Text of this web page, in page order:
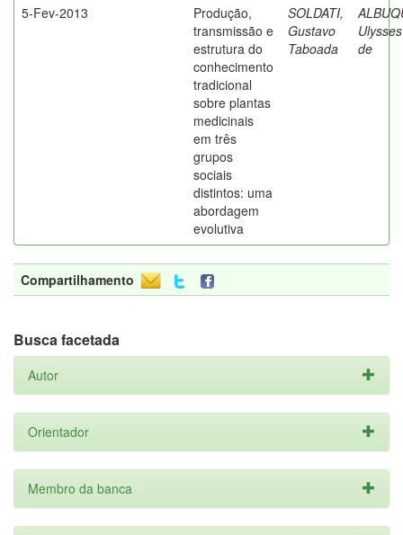
5-Fev-2013
Produção,
transmissão e
estrutura do
conhecimento
tradicional
sobre plantas
medicinais
em três
grupos
sociais
distintos: uma
abordagem
evolutiva
SOLDATI,
Gustavo
Taboada
de
Compartilhamento
Busca facetada
Autor
Orientador
Membro da banca